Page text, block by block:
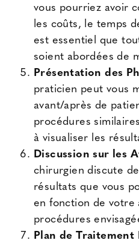
vous pourriez avoir
les coûts, le temps
est essentiel que
soient abordées de
Présentation des
praticien peut vous
avant/après de
procédures
à visualiser les
Discussion sur les
chirurgien discute
résultats que vous
en fonction de votre
procédures
Plan de Traitement